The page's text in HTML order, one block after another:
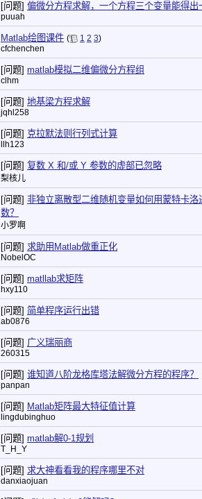
[问题] 偏微分方程求解，一个方程三个变量能得出
puuah
Matlab绘图课件 ( 1 2 3)
cfchenchen
[问题] matlab模拟二维偏微分方程组
clhm
[问题] 地基梁方程求解
jqhl258
[问题] 克拉默法则行列式计算
llh123
[问题] 复数 X 和/或 Y 参数的虚部已忽略
梨核儿
[问题] 非独立离散型二维随机变量如何用蒙特卡
数？
小罗啊
[问题] 求助用Matlab做重正化
NobelOC
[问题] matllab求矩阵
hxy110
[问题] 简单程序运行出错
ab0876
[问题] 广义瑞丽商
260315
[问题] 谁知道八阶龙格库塔法解微分方程的程序？
panpan
[问题] Matlab矩阵最大特征值计算
lingdubinghuo
[问题] matlab解0-1规划
T_H_Y
[问题] 求大神看看我的程序哪里不对
danxiaojuan